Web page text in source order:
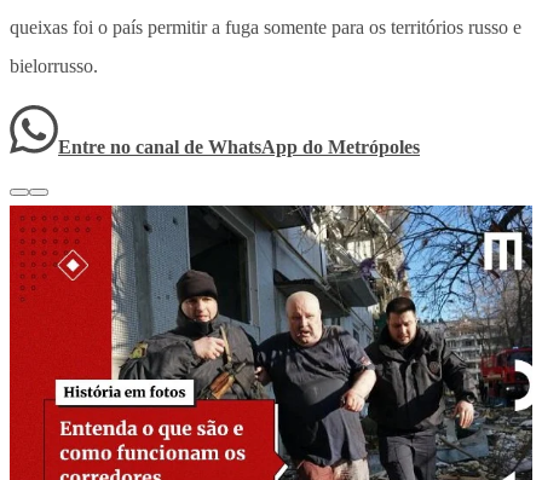
queixas foi o país permitir a fuga somente para os territórios russo e
bielorrusso.
Entre no canal de WhatsApp do Metrópoles